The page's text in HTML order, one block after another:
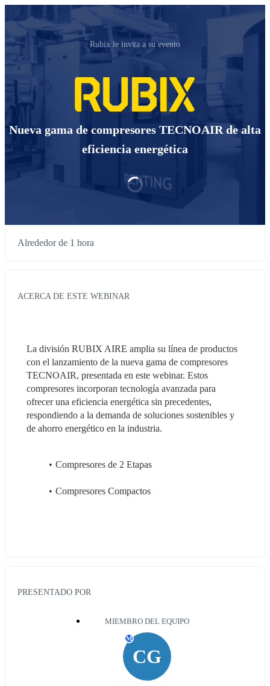
Rubix le invita a su evento
Nueva gama de compresores TECNOAIR de alta
eficiencia energética
Alrededor de 1 hora
ACERCA DE ESTE WEBINAR
La división RUBIX AIRE amplia su línea de productos
con el lanzamiento de la nueva gama de compresores
TECNOAIR, presentada en este webinar. Estos
compresores incorporan tecnología avanzada para
ofrecer una eficiencia energética sin precedentes,
respondiendo a la demanda de soluciones sostenibles y
de ahorro energético en la industria.
Compresores de 2 Etapas
Compresores Compactos
PRESENTADO POR
MIEMBRO DEL EQUIPO
CG
M